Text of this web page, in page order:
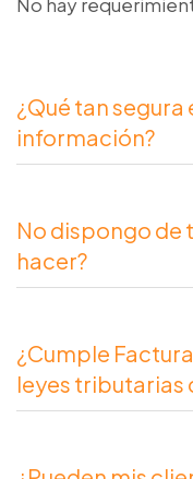
¿Qué tan segura
información?
No dispongo de
hacer?
¿Cumple
leyes tributarias